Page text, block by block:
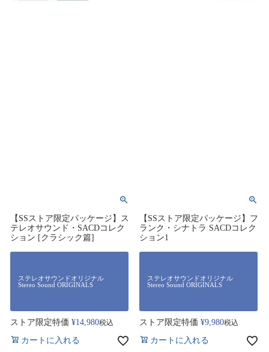
【SSストア限定パッケージ】ス
テレオサウンド・SACDコレク
ション [クラシック篇]
ステレオサウンドオリジナル
Stereo Sound ORIGINALS
ストア限定特価 ¥14,980税込
カートに入れる
【SSストア限定パッケージ】フ
ランク・シナトラ SACDコレク
ション1
ステレオサウンドオリジナル
Stereo Sound ORIGINALS
ストア限定特価 ¥9,980税込
カートに入れる